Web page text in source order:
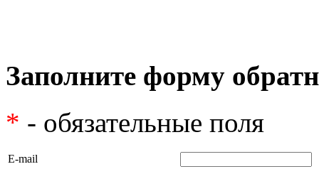
Заполните форму
* - обязательные поля
E-mail